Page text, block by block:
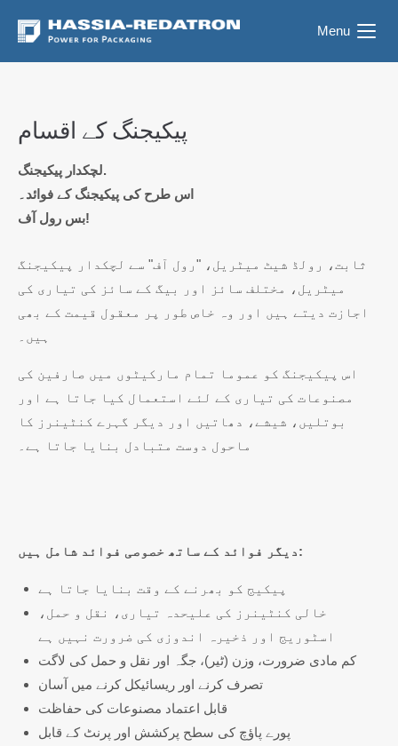
Menu
پیکیجنگ کے اقسام
لچکدار پیکیجنگ.
اس طرح کی پیکیجنگ کے فوائد۔
بس رول آف!
ثابت، رولڈ شیٹ میٹریل، "رول آف" سے لچکدار پیکیجنگ
میٹریل، مختلف سائز اور بیگ کے سائز کی تیاری کی
اجازت دیتے ہیں اور وہ خاص طور پر معقول قیمت کے بھی
ہیں۔
اس پیکیجنگ کو عموما تمام مارکیٹوں میں صارفین کی
مصنوعات کی تیاری کے لئے استعمال کیا جاتا ہے اور
بوتلیں، شیشے، دھاتیں اور دیگر گہرے کنٹینرز کا
ماحول دوست متبادل بنایا جاتا ہے۔
دیگر فوائد کے ساتھ خصوصی فوائد شامل ہیں:
پیکیج کو بھرنے کے وقت بنایا جاتا ہے
خالی کنٹینرز کی علیحدہ تیاری، نقل و حمل،
اسٹوریج اور ذخیرہ اندوزی کی ضرورت نہیں ہے
کم مادی ضرورت، وزن (ٹیر)، جگہ اور نقل و حمل کی لاگت
تصرف کرنے اور ریسائیکل کرنے میں آسان
قابل اعتماد مصنوعات کی حفاظت
پورے پاؤچ کی سطح پرکشش اور پرنٹ کے قابل